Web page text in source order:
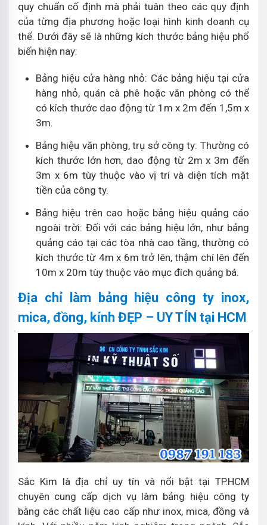
quy chuẩn cố định mà phải tuân theo các quy định
của từng địa phương hoặc loại hình kinh doanh cụ
thể. Dưới đây sẽ là những kích thước bảng hiệu phổ
biến hiện nay:
Bảng hiệu cửa hàng nhỏ: Các bảng hiệu tại cửa
hàng nhỏ, quán cà phê hoặc văn phòng có thể
có kích thước dao động từ 1m x 2m đến 1,5m x
3m.
Bảng hiệu văn phòng, trụ sở công ty: Thường có
kích thước lớn hơn, dao động từ 2m x 3m đến
3m x 6m tùy thuộc vào vị trí và diện tích mặt
tiền của công ty.
Bảng hiệu trên cao hoặc bảng hiệu quảng cáo
ngoài trời: Đối với các bảng hiệu lớn, như bảng
quảng cáo tại các tòa nhà cao tầng, thường có
kích thước từ 4m x 6m trở lên, thậm chí lên đến
10m x 20m tùy thuộc vào mục đích quảng bá.
Địa chỉ làm bảng hiệu công ty inox,
mica, đồng, kính ĐẸP – UY TÍN tại HCM
Sắc Kim là địa chỉ uy tín và nổi bật tại TP.HCM
chuyên cung cấp dịch vụ làm bảng hiệu công ty
bằng các chất liệu cao cấp như inox, mica, đồng và